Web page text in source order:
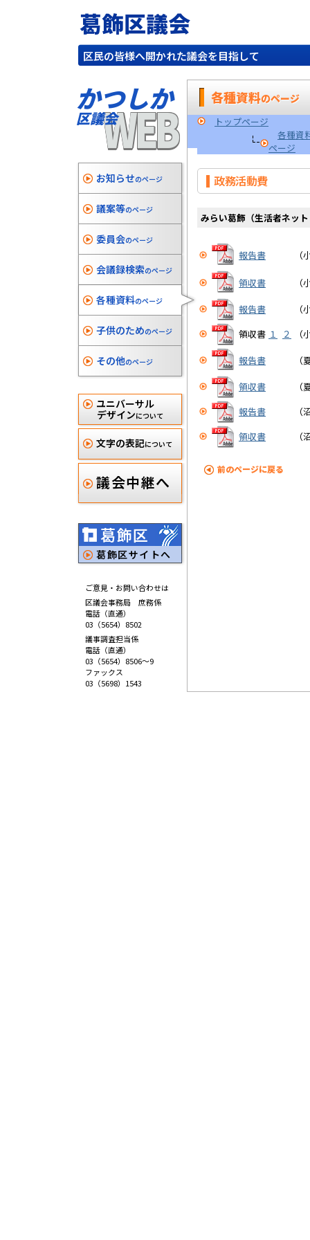
葛飾区議会
区民の皆様へ開かれた議会を目指して
かつしか
区議会WEB
お知らせのページ
議案等のページ
委員会のページ
会議録検索のページ
各種資料のページ
子供のためのページ
その他のページ
ユニバーサル
デザインについて
文字の表記について
議会中継へ
葛飾区
葛飾区サイトへ
ご意見・お問い合わせは
区議会事務局 庶務係
電話（直通）
03（5654）8502
議事調査担当係
電話（直通）
03（5654）8506～9
ファックス
03（5698）1543
各種資料のページ
トップページ
各種資
ページ
政務活動費
みらい葛飾（生活者ネッ
報告書
領収書
報告書
領収書 １ ２
報告書
領収書
報告書
領収書
前のページに戻る